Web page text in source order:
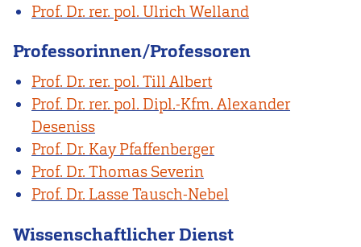
Prof. Dr. rer. pol. Ulrich Welland
Professorinnen/Professoren
Prof. Dr. rer. pol. Till Albert
Prof. Dr. rer. pol. Dipl.-Kfm. Alexander
Deseniss
Prof. Dr. Kay Pfaffenberger
Prof. Dr. Thomas Severin
Prof. Dr. Lasse Tausch-Nebel
Wissenschaftlicher Dienst